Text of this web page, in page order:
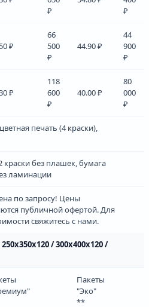
₽
₽
₽
66
500
₽
44.90 ₽
44
900
₽
₽
118
600
₽
40.00 ₽
80
000
₽
печать (4 краски),
без плашек, бумага
ламинации
по запросу! Цены
публичной офертой. Для
свяжитесь с нами.
/ 300х400х120 /
Пакеты
"Эко"
**